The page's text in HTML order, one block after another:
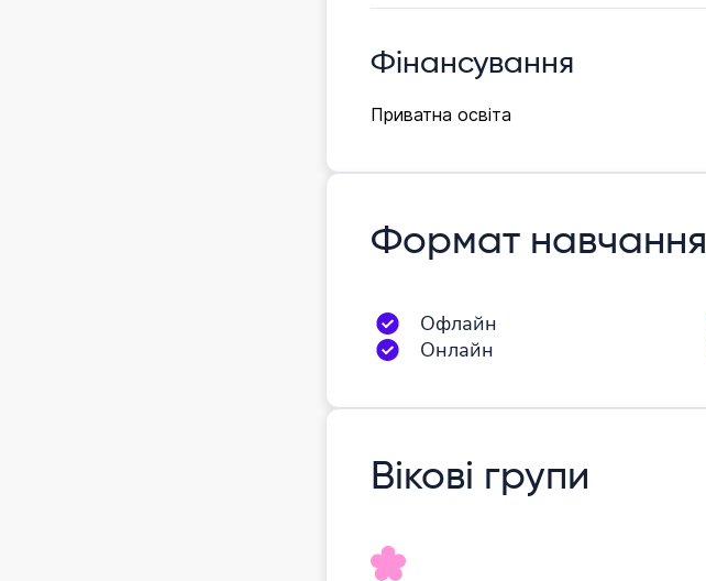
Фінансування
Приватна освіта
Формат навчання
Офлайн
Онлайн
Вікові групи